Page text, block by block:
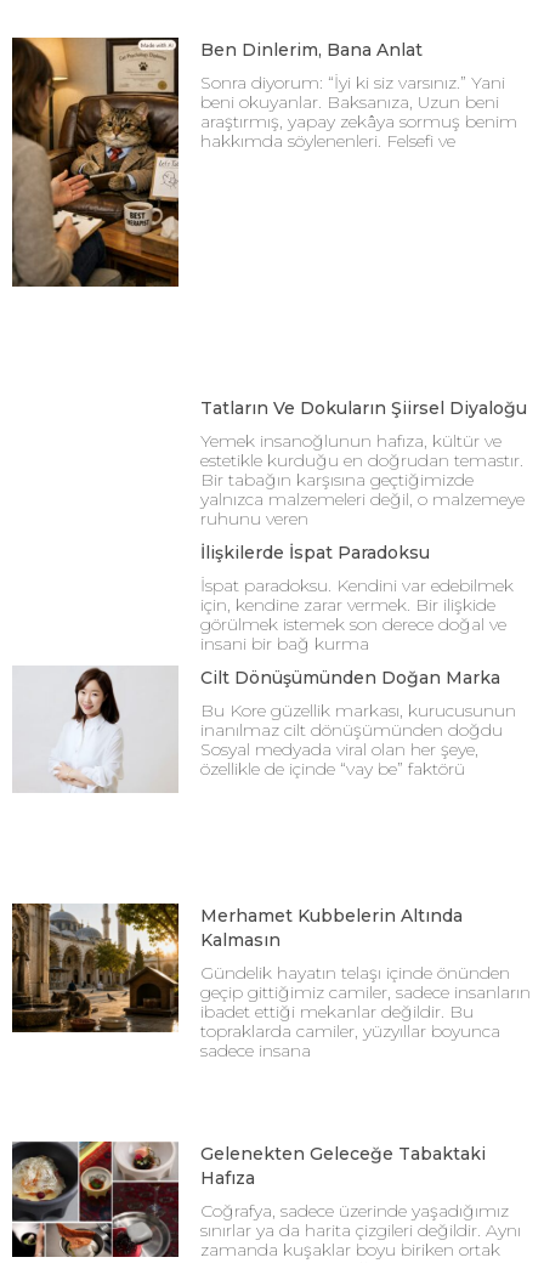
Ben Dinlerim, Bana Anlat
Sonra diyorum: “İyi ki siz varsınız.” Yani
beni okuyanlar. Baksanıza, Uzun beni
araştırmış, yapay zekâya sormuş benim
hakkımda söylenenleri. Felsefi ve
Tatların Ve Dokuların Şiirsel Diyaloğu
Yemek insanoğlunun hafıza, kültür ve
estetikle kurduğu en doğrudan temastır.
Bir tabağın karşısına geçtiğimizde
yalnızca malzemeleri değil, o malzemeye
ruhunu veren
İlişkilerde İspat Paradoksu
İspat paradoksu. Kendini var edebilmek
için, kendine zarar vermek. Bir ilişkide
görülmek istemek son derece doğal ve
insani bir bağ kurma
Cilt Dönüşümünden Doğan Marka
Bu Kore güzellik markası, kurucusunun
inanılmaz cilt dönüşümünden doğdu
Sosyal medyada viral olan her şeye,
özellikle de içinde “vay be” faktörü
Merhamet Kubbelerin Altında
Kalmasın
Gündelik hayatın telaşı içinde önünden
geçip gittiğimiz camiler, sadece insanların
ibadet ettiği mekanlar değildir. Bu
topraklarda camiler, yüzyıllar boyunca
sadece insana
Gelenekten Geleceğe Tabaktaki
Hafıza
Coğrafya, sadece üzerinde yaşadığımız
sınırlar ya da harita çizgileri değildir. Aynı
zamanda kuşaklar boyu biriken ortak